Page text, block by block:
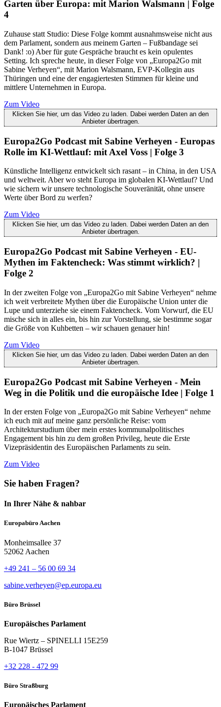
Garten über Europa: mit Marion Walsmann | Folge
4
Zuhause statt Studio: Diese Folge kommt ausnahmsweise nicht aus
dem Parlament, sondern aus meinem Garten – Fußbandage sei
Dank! :o) Aber für gute Gespräche braucht es kein opulentes
Setting. Ich spreche heute, in dieser Folge von „Europa2Go mit
Sabine Verheyen“, mit Marion Walsmann, EVP-Kollegin aus
Thüringen und eine der engagiertesten Stimmen für kleine und
mittlere Unternehmen in Europa.
Zum Video
Klicken Sie hier, um das Video zu laden. Dabei werden Daten an den
Anbieter übertragen.
Europa2Go Podcast mit Sabine Verheyen - Europas
Rolle im KI-Wettlauf: mit Axel Voss | Folge 3
Künstliche Intelligenz entwickelt sich rasant – in China, in den USA
und weltweit. Aber wo steht Europa im globalen KI-Wettlauf? Und
wie sichern wir unsere technologische Souveränität, ohne unsere
Werte über Bord zu werfen?
Zum Video
Klicken Sie hier, um das Video zu laden. Dabei werden Daten an den
Anbieter übertragen.
Europa2Go Podcast mit Sabine Verheyen - EU-
Mythen im Faktencheck: Was stimmt wirklich? |
Folge 2
In der zweiten Folge von „Europa2Go mit Sabine Verheyen“ nehme
ich weit verbreitete Mythen über die Europäische Union unter die
Lupe und unterziehe sie einem Faktencheck. Vom Vorwurf, die EU
mische sich in alles ein, bis hin zur Vorstellung, sie bestimme sogar
die Größe von Kuhbetten – wir schauen genauer hin!
Zum Video
Klicken Sie hier, um das Video zu laden. Dabei werden Daten an den
Anbieter übertragen.
Europa2Go Podcast mit Sabine Verheyen - Mein
Weg in die Politik und die europäische Idee | Folge 1
In der ersten Folge von „Europa2Go mit Sabine Verheyen“ nehme
ich euch mit auf meine ganz persönliche Reise: vom
Architekturstudium über mein erstes kommunalpolitisches
Engagement bis hin zu dem großen Privileg, heute die Erste
Vizepräsidentin des Europäischen Parlaments zu sein.
Zum Video
Sie haben Fragen?
In Ihrer Nähe & nahbar
Europabüro Aachen
Monheimsallee 37
52062 Aachen
+49 241 – 56 00 69 34
sabine.verheyen@ep.europa.eu
Büro Brüssel
Europäisches Parlament
Rue Wiertz – SPINELLI 15E259
B-1047 Brüssel
+32 228 - 472 99
Büro Straßburg
Europäisches Parlament